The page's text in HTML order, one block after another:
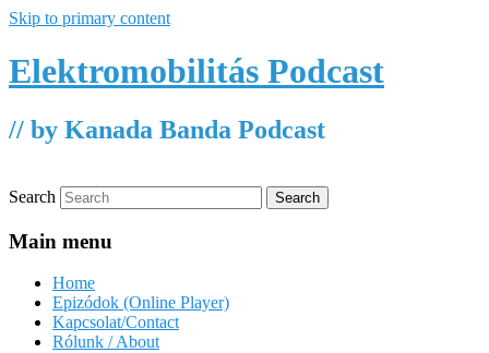
Skip to primary content
Elektromobilitás Podcast
// by Kanada Banda Podcast
Search
Main menu
Home
Epizódok (Online Player)
Kapcsolat/Contact
Rólunk / About